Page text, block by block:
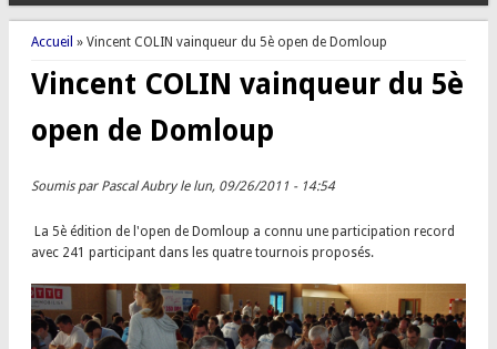
Vous êtes ici
Accueil » Vincent COLIN vainqueur du 5è open de Domloup
Vincent COLIN vainqueur du 5è
open de Domloup
Soumis par Pascal Aubryle lun, 09/26/2011 - 14:54
La 5è édition de l'open de Domloup a connu une participation record
avec 241 participant dans les quatre tournois proposés.